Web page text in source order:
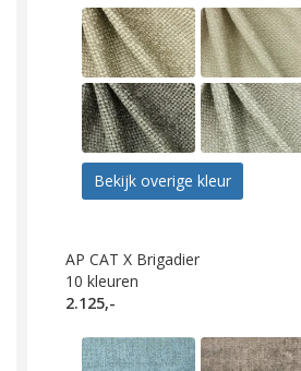
Bekijk overige kleur
AP CAT X Brigadier
10 kleuren
2.125,-